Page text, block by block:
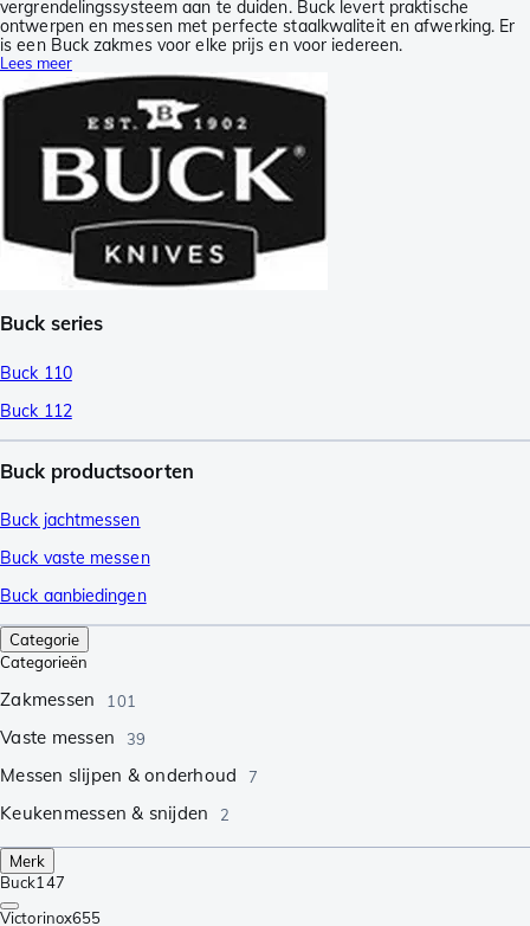
vergrendelingssysteem aan te duiden. Buck levert praktische
ontwerpen en messen met perfecte staalkwaliteit en afwerking. Er
is een Buck zakmes voor elke prijs en voor iedereen.
Lees meer
Buck series
Buck 110
Buck 112
Buck productsoorten
Buck jachtmessen
Buck vaste messen
Buck aanbiedingen
Categorie
Categorieën
Zakmessen 101
Vaste messen 39
Messen slijpen & onderhoud 7
Keukenmessen & snijden 2
Merk
Buck147
Victorinox655